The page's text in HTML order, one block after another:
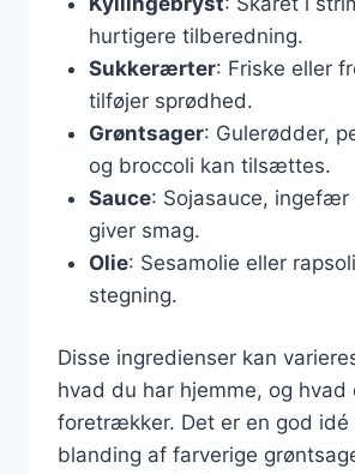
hurtigere tilberedning.
Sukkerærter: Friske eller
tilføjer sprødhed.
Grøntsager: Gulerødder,
og broccoli kan tilsættes.
Sauce: Sojasauce, ingefær
giver smag.
Olie: Sesamolie eller
stegning.
Disse ingredienser kan
hvad du har hjemme, og hvad
foretrækker. Det er en god idé
blanding af farverige